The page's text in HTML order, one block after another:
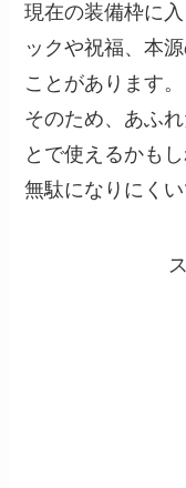
現在の装備枠に
ックや祝福、本
ことがあります。
そのため、あふ
とで使えるかも
無駄になりにくい